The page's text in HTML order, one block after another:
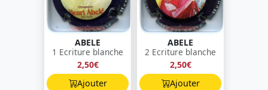
ABELE
1 Ecriture blanche
2,50€
Ajouter
ABELE
2 Ecriture blanche
2,50€
Ajouter